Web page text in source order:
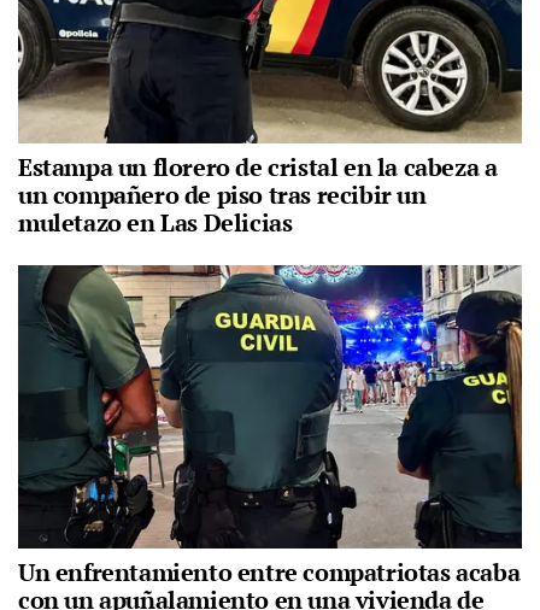
Estampa un florero de cristal en la cabeza a
un compañero de piso tras recibir un
muletazo en Las Delicias
Un enfrentamiento entre compatriotas acaba
con un apuñalamiento en una vivienda de